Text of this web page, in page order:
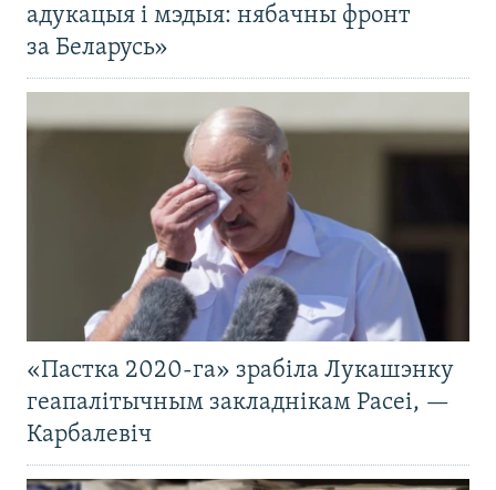
адукацыя і мэдыя: нябачны фронт
за Беларусь»
«Пастка 2020-га» зрабіла Лукашэнку
геапалітычным закладнікам Расеі, —
Карбалевіч